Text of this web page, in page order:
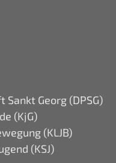
Georg (DPSG)
(KjG)
(KLJB)
(KSJ)